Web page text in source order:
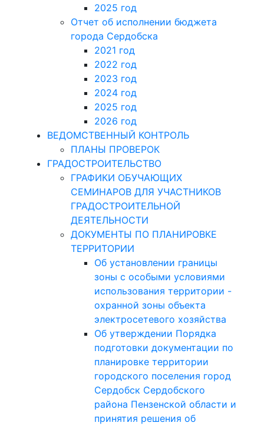
2025 год
Отчет об исполнении бюджета
города Сердобска
2021 год
2022 год
2023 год
2024 год
2025 год
2026 год
ВЕДОМСТВЕННЫЙ КОНТРОЛЬ
ПЛАНЫ ПРОВЕРОК
ГРАДОСТРОИТЕЛЬСТВО
ГРАФИКИ ОБУЧАЮЩИХ
СЕМИНАРОВ ДЛЯ УЧАСТНИКОВ
ГРАДОСТРОИТЕЛЬНОЙ
ДЕЯТЕЛЬНОСТИ
ДОКУМЕНТЫ ПО ПЛАНИРОВКЕ
ТЕРРИТОРИИ
Об установлении границы
зоны с особыми условиями
использования территории -
охранной зоны объекта
электросетевого хозяйства
Об утверждении Порядка
подготовки документации по
планировке территории
городского поселения город
Сердобск Сердобского
района Пензенской области и
принятия решения об